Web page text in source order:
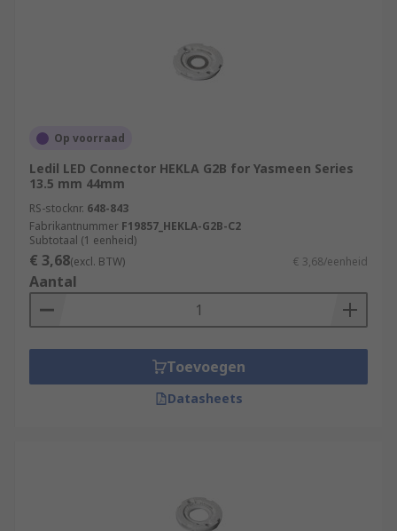
Op voorraad
Ledil LED Connector HEKLA G2B for Yasmeen Series
13.5 mm 44mm
RS-stocknr. 648-843
Fabrikantnummer F19857_HEKLA-G2B-C2
Subtotaal (1 eenheid)
€ 3,68(excl. BTW) € 3,68/eenheid
Aantal
Toevoegen
Datasheets